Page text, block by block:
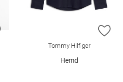
ZUR WUNSCHLISTE HINZUFÜGEN
Tommy Hilfiger
Hemd